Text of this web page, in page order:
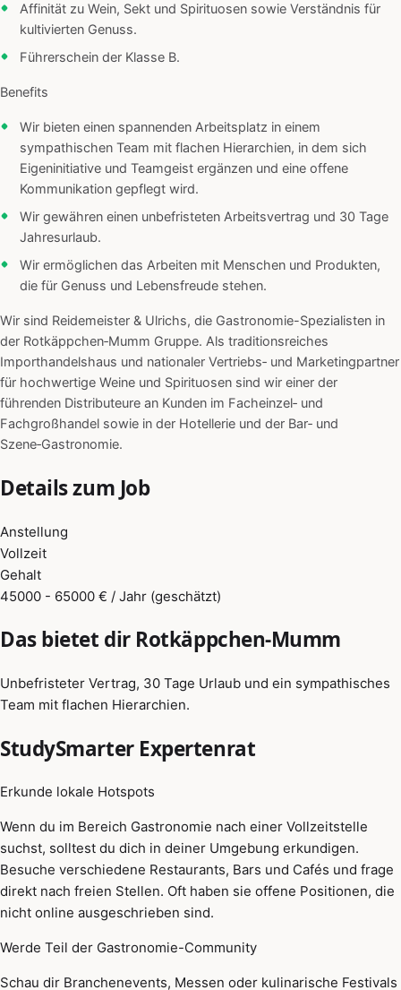
Affinität zu Wein, Sekt und Spirituosen sowie Verständnis für
kultivierten Genuss.
Führerschein der Klasse B.
Benefits
Wir bieten einen spannenden Arbeitsplatz in einem
sympathischen Team mit flachen Hierarchien, in dem sich
Eigeninitiative und Teamgeist ergänzen und eine offene
Kommunikation gepflegt wird.
Wir gewähren einen unbefristeten Arbeitsvertrag und 30 Tage
Jahresurlaub.
Wir ermöglichen das Arbeiten mit Menschen und Produkten,
die für Genuss und Lebensfreude stehen.
Wir sind Reidemeister & Ulrichs, die Gastronomie-Spezialisten in
der Rotkäppchen‑Mumm Gruppe. Als traditionsreiches
Importhandelshaus und nationaler Vertriebs‑ und Marketingpartner
für hochwertige Weine und Spirituosen sind wir einer der
führenden Distributeure an Kunden im Facheinzel‑ und
Fachgroßhandel sowie in der Hotellerie und der Bar‑ und
Szene‑Gastronomie.
Details zum Job
Anstellung
Vollzeit
Gehalt
45000 - 65000 € / Jahr (geschätzt)
Das bietet dir Rotkäppchen-Mumm
Unbefristeter Vertrag, 30 Tage Urlaub und ein sympathisches
Team mit flachen Hierarchien.
StudySmarter Expertenrat
Erkunde lokale Hotspots
Wenn du im Bereich Gastronomie nach einer Vollzeitstelle
suchst, solltest du dich in deiner Umgebung erkundigen.
Besuche verschiedene Restaurants, Bars und Cafés und frage
direkt nach freien Stellen. Oft haben sie offene Positionen, die
nicht online ausgeschrieben sind.
Werde Teil der Gastronomie-Community
Schau dir Branchenevents, Messen oder kulinarische Festivals